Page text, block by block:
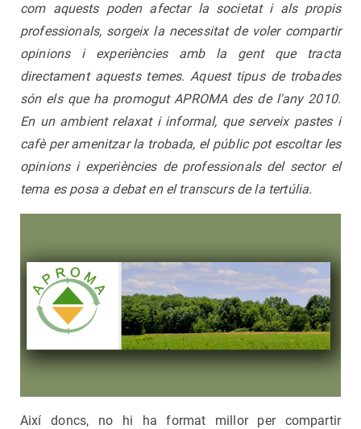
com aquests poden afectar la societat i als propis
professionals, sorgeix la necessitat de voler compartir
opinions i experiències amb la gent que tracta
directament aquests temes. Aquest tipus de trobades
són els que ha promogut APROMA des de l'any 2010.
En un ambient relaxat i informal, que serveix pastes i
cafè per amenitzar la trobada, el públic pot escoltar les
opinions i experiències de professionals del sector el
tema es posa a debat en el transcurs de la tertúlia.
Així doncs, no hi ha format millor per compartir